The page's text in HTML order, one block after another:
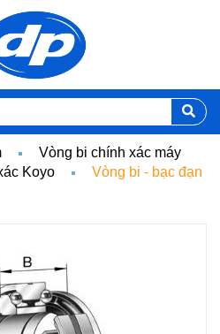
Vòng bi chính xác máy
Koyo
Vòng bi - bạc đạn